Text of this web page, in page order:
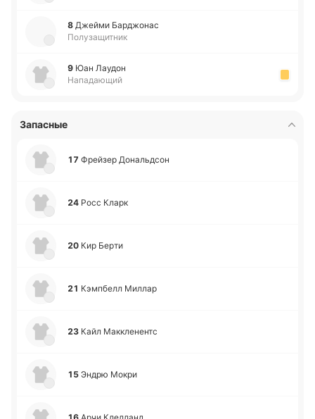
8 Джейми Ба­рджо­нас
Полузащитник
9 Юан Лаудон
Нападающий
Запасные
17 Фрей­зер До­на­льдсон
24 Росс Кларк
20 Кир Берти
21 Кэ­мпбелл Миллар
23 Кайл Ма­ккле­нентс
15 Эндрю Мокри